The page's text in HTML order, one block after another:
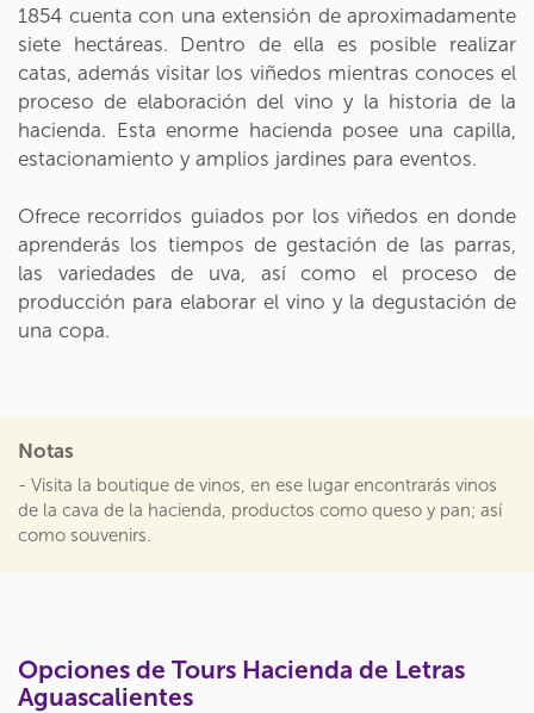
1854 cuenta con una extensión de aproximadamente
siete hectáreas. Dentro de ella es posible realizar
catas, además visitar los viñedos mientras conoces el
proceso de elaboración del vino y la historia de la
hacienda. Esta enorme hacienda posee una capilla,
estacionamiento y amplios jardines para eventos.
Ofrece recorridos guiados por los viñedos en donde
aprenderás los tiempos de gestación de las parras,
las variedades de uva, así como el proceso de
producción para elaborar el vino y la degustación de
una copa.
Notas
- Visita la boutique de vinos, en ese lugar encontrarás vinos
de la cava de la hacienda, productos como queso y pan; así
como souvenirs.
Opciones de Tours Hacienda de Letras
Aguascalientes